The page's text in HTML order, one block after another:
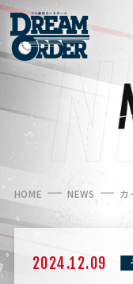
HOME NEWS カ
2024.12.09